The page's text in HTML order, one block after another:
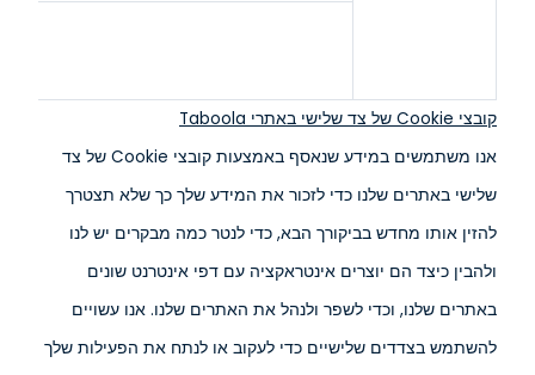
קובצי Cookie של צד שלישי באתרי Taboola
אנו משתמשים במידע שנאסף באמצעות קובצי Cookie של צד
שלישי באתרים שלנו כדי לזכור את המידע שלך כך שלא תצטרך
להזין אותו מחדש בביקורך הבא, כדי לנטר כמה מבקרים יש לנו
ולהבין כיצד הם יוצרים אינטראקציה עם דפי אינטרנט שונים
באתרים שלנו, וכדי לשפר ולנהל את האתרים שלנו. אנו עשויים
להשתמש בצדדים שלישיים כדי לעקוב או לנתח את הפעילות שלך